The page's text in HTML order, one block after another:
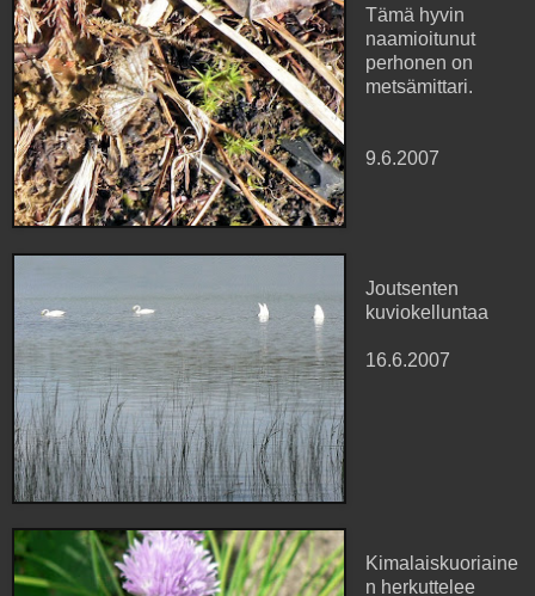
Tämä hyvin
naamioitunut
perhonen on
metsämittari.
9.6.2007
Joutsenten
kuviokelluntaa
16.6.2007
Kimalaiskuoriaine
n herkuttelee